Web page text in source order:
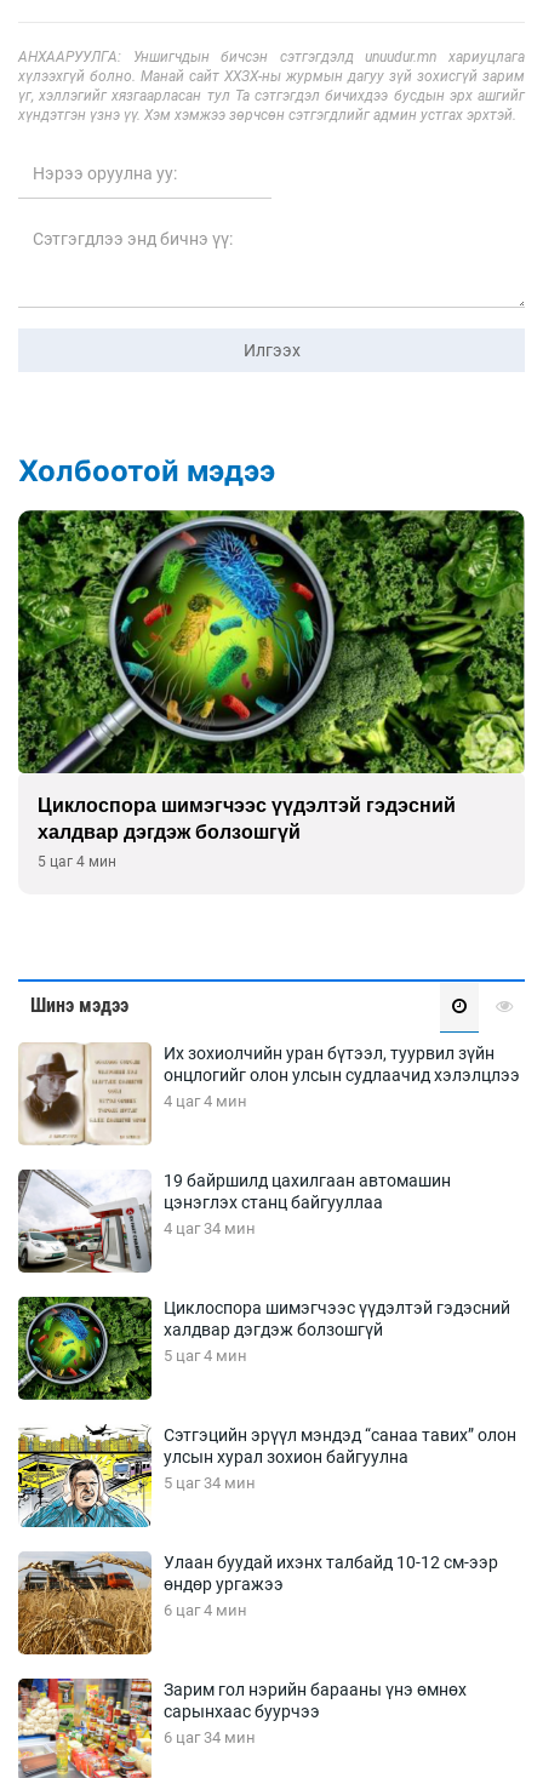
АНХААРУУЛГА: Уншигчдын бичсэн сэтгэгдэлд unuudur.mn хариуцлага
хүлээхгүй болно. Манай сайт ХХЗХ-ны журмын дагуу зүй зохисгүй зарим
үг, хэллэгийг хязгаарласан тул Та сэтгэгдэл бичихдээ бусдын эрх ашгийг
хүндэтгэн үзнэ үү. Хэм хэмжээ зөрчсөн сэтгэгдлийг админ устгах эрхтэй.
Илгээх
Холбоотой мэдээ
Сэтгэцийн эрүүл мэндэд “санаа тавих” олон
улсын хурал зохион байгуулна
5 цаг 34 мин
Шинэ мэдээ
Их зохиолчийн уран бүтээл, туурвил зүйн
онцлогийг олон улсын судлаачид хэлэлцлээ
4 цаг 4 мин
19 байршилд цахилгаан автомашин
цэнэглэх станц байгууллаа
4 цаг 34 мин
Циклоспора шимэгчээс үүдэлтэй гэдэсний
халдвар дэгдэж болзошгүй
5 цаг 4 мин
Сэтгэцийн эрүүл мэндэд “санаа тавих” олон
улсын хурал зохион байгуулна
5 цаг 34 мин
Улаан буудай ихэнх талбайд 10-12 см-ээр
өндөр ургажээ
6 цаг 4 мин
Зарим гол нэрийн барааны үнэ өмнөх
сарынхаас буурчээ
6 цаг 34 мин